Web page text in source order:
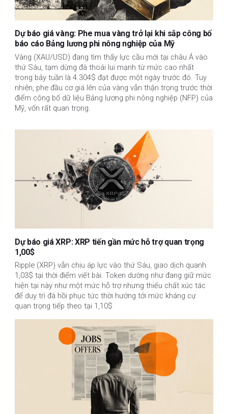
Dự báo giá vàng: Phe mua vàng trở lại khi sắp công bố
báo cáo Bảng lương phi nông nghiệp của Mỹ
Vàng (XAU/USD) đang tìm thấy lực cầu mới tại châu Á vào
thứ Sáu, tạm dừng đà thoái lui mạnh từ mức cao nhất
trong bảy tuần là 4.304$ đạt được một ngày trước đó. Tuy
nhiên, phe đầu cơ giá lên của vàng vẫn thận trọng trước thời
điểm công bố dữ liệu Bảng lương phi nông nghiệp (NFP) của
Mỹ, vốn rất quan trọng.
Dự báo giá XRP: XRP tiến gần mức hỗ trợ quan trọng
1,00$
Ripple (XRP) vẫn chịu áp lực vào thứ Sáu, giao dịch quanh
1,03$ tại thời điểm viết bài. Token dường như đang giữ mức
hiện tại này như một mức hỗ trợ nhưng thiếu chất xúc tác
để duy trì đà hồi phục tức thời hướng tới mức kháng cự
quan trọng tiếp theo tại 1,10$